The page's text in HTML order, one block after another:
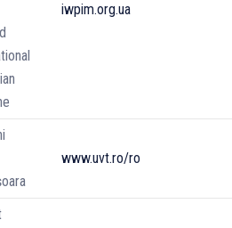
iwpim.org.ua
www.uvt.ro/ro